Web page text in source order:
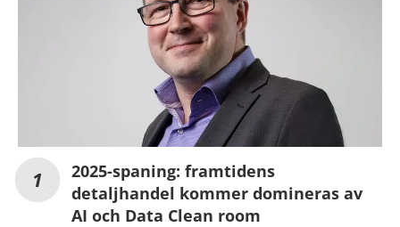
2025-spaning: framtidens
detaljhandel kommer domineras av
AI och Data Clean room